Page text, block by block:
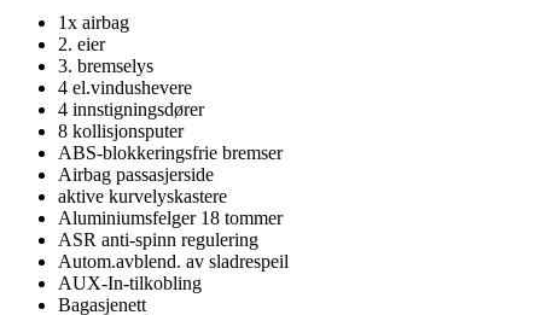
1x airbag
2. eier
3. bremselys
4 el.vindushevere
4 innstigningsdører
8 kollisjonsputer
ABS-blokkeringsfrie bremser
Airbag passasjerside
aktive kurvelyskastere
Aluminiumsfelger 18 tommer
ASR anti-spinn regulering
Autom.avblend. av sladrespeil
AUX-In-tilkobling
Bagasjenett